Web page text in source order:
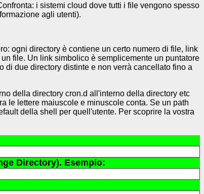
i sistemi cloud dove tutti i file vengono spesso
agli utenti).
ogni directory è contiene un certo numero di file, link
file. Un link simbolico è semplicemente un puntatore
di due directory distinte e non verrà cancellato fino a
della directory cron.d all'interno della directory etc
le lettere maiuscole e minuscole conta. Se un path
della shell per quell'utente. Per scoprire la vostra
Directory). Esempio: